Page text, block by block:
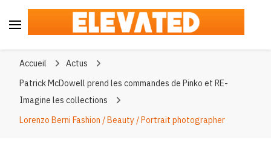
Accueil
Actus
Patrick McDowell prend les commandes de Pinko et RE-
Imagine les collections
Lorenzo Berni Fashion / Beauty / Portrait photographer